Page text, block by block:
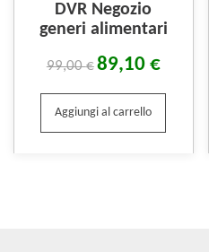
DVR Negozio
generi alimentari
99,00€89,10 €
Aggiungi al carrello